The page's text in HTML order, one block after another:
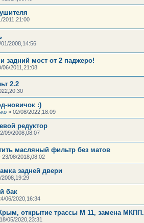
2011,21:00
01/2008,14:56
задний мост от 2 паджеро!
06/2011,21:08
2.2
новичок :)
» 02/08/2022,18:09
редуктор
09/2008,08:07
масляный фильтр без матов
23/08/2018,08:02
задней двери
2008,19:29
бак
06/2020,16:34
открытие трассы М 11, замена МКПП.
18/05/2020,23:31